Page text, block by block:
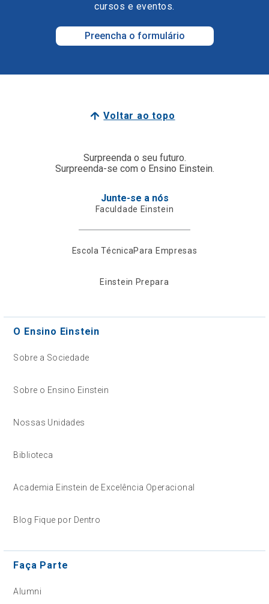
cursos e eventos.
Preencha o formulário
Voltar ao topo
Surpreenda o seu futuro.
Surpreenda-se com o Ensino Einstein.
Junte-se a nós
Faculdade Einstein
Escola TécnicaPara Empresas
Einstein Prepara
O Ensino Einstein
Sobre a Sociedade
Sobre o Ensino Einstein
Nossas Unidades
Biblioteca
Academia Einstein de Excelência Operacional
Blog Fique por Dentro
Faça Parte
Alumni